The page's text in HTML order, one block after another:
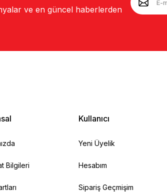
ve en güncel haberlerden
Bilgileri
Kullanıcı
Yeni Üyelik
Hesabım
Sipariş Geçmişim